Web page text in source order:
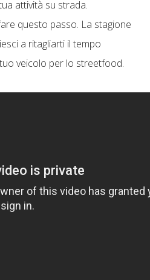
attività su strada.
questo passo. La stagione
a ritagliarti il tempo
veicolo per lo streetfood.